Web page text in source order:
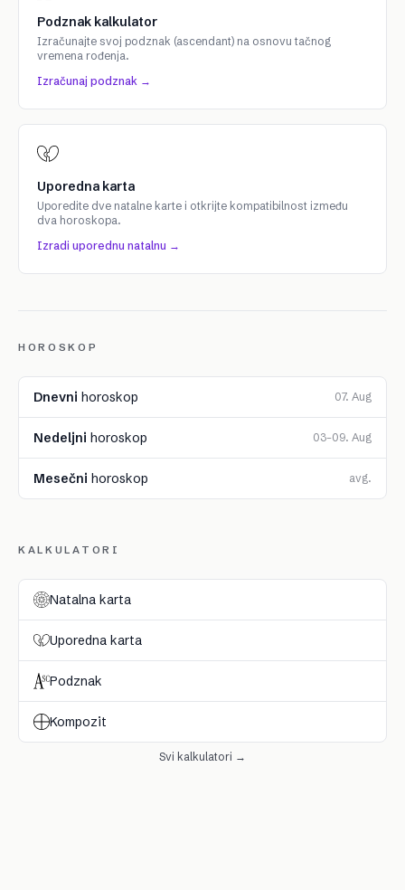
Podznak kalkulator
Izračunajte svoj podznak (ascendant) na osnovu tačnog
vremena rođenja.
Izračunaj podznak →
Uporedna karta
Uporedite dve natalne karte i otkrijte kompatibilnost između
dva horoskopa.
Izradi uporednu natalnu →
HOROSKOP
Dnevni horoskop 07. Aug
Nedeljni horoskop 03–09. Aug
Mesečni horoskop avg.
KALKULATORI
Natalna karta
Uporedna karta
Podznak
Kompozit
Svi kalkulatori →